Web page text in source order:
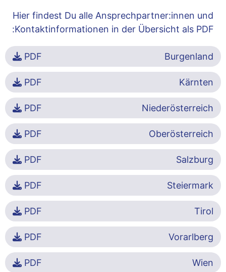
Hier findest Du alle Ansprechpartner:innen und
Kontaktinformationen in der Übersicht als PDF:
Burgenland
PDF
Kärnten
PDF
Niederösterreich
PDF
Oberösterreich
PDF
Salzburg
PDF
Steiermark
PDF
Tirol
PDF
Vorarlberg
PDF
Wien
PDF